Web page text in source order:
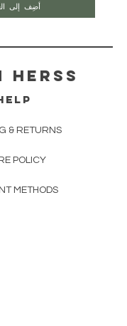
أضِف إلى
herss
& RETURNS
POLICY
METHODS